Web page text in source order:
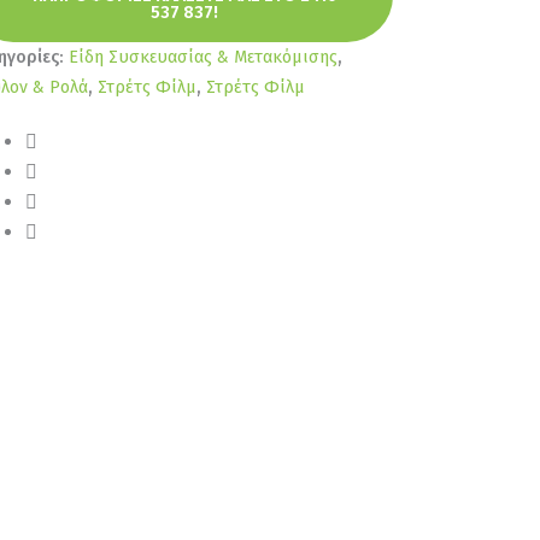
537 837!
Είδη Συσκευασίας & Μετακόμισης,
& Ρολά, Στρέτς Φίλμ, Στρέτς Φίλμ